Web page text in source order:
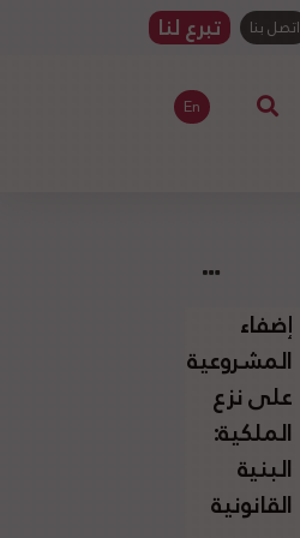
اتصل بنا تبرع لنا
En
إضفاء
المشروعية
على نزع
الملكية:
البنية
القانونية